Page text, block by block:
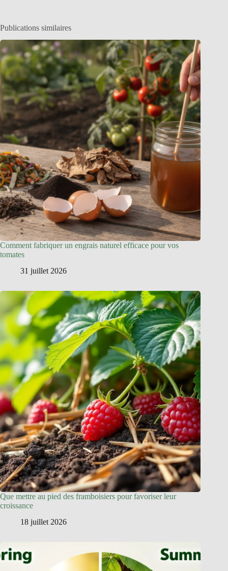
Publications similaires
Comment fabriquer un engrais naturel efficace pour vos
tomates
31 juillet 2026
Que mettre au pied des framboisiers pour favoriser leur
croissance
18 juillet 2026